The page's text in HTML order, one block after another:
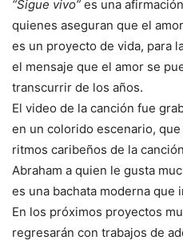
“Sigue vivo” es una
quienes aseguran que el
es un proyecto de vida, para
el mensaje que el amor se
transcurrir de los años.
El video de la canción fue
en un colorido escenario,
ritmos caribeños de la
Abraham a quien le gusta
es una bachata moderna que
En los próximos proyectos
regresarán con trabajos de